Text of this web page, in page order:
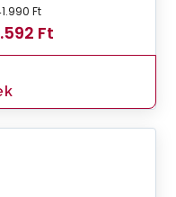
Ft
Ft